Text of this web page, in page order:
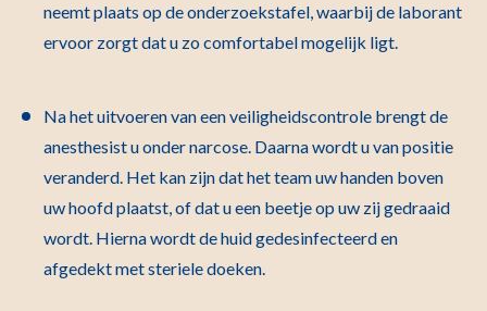
neemt plaats op de onderzoekstafel, waarbij de laborant
ervoor zorgt dat u zo comfortabel mogelijk ligt.
Na het uitvoeren van een veiligheidscontrole brengt de
anesthesist u onder narcose. Daarna wordt u van positie
veranderd. Het kan zijn dat het team uw handen boven
uw hoofd plaatst, of dat u een beetje op uw zij gedraaid
wordt. Hierna wordt de huid gedesinfecteerd en
afgedekt met steriele doeken.